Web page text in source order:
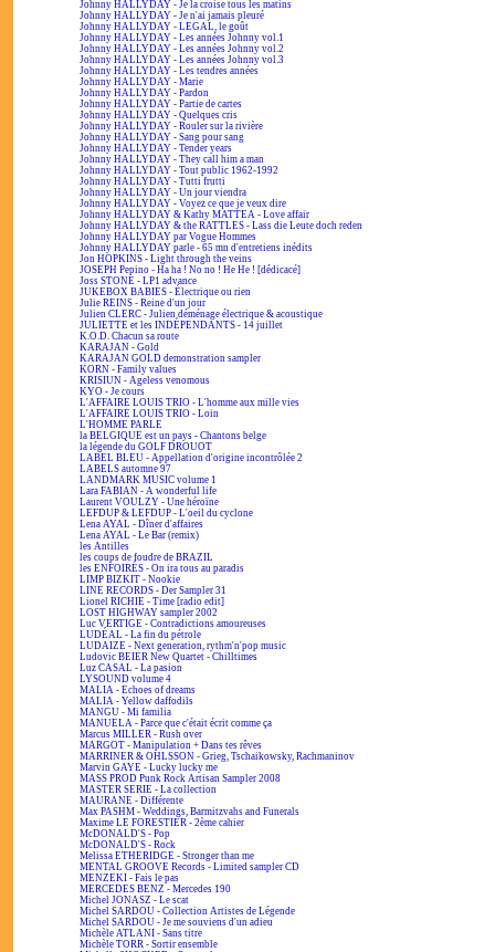
Johnny HALLYDAY - Je la croise tous les matins
Johnny HALLYDAY - Je n'ai jamais pleuré
Johnny HALLYDAY - LEGAL, le goût
Johnny HALLYDAY - Les années Johnny vol.1
Johnny HALLYDAY - Les années Johnny vol.2
Johnny HALLYDAY - Les années Johnny vol.3
Johnny HALLYDAY - Les tendres années
Johnny HALLYDAY - Marie
Johnny HALLYDAY - Pardon
Johnny HALLYDAY - Partie de cartes
Johnny HALLYDAY - Quelques cris
Johnny HALLYDAY - Rouler sur la rivière
Johnny HALLYDAY - Sang pour sang
Johnny HALLYDAY - Tender years
Johnny HALLYDAY - They call him a man
Johnny HALLYDAY - Tout public 1962-1992
Johnny HALLYDAY - Tutti frutti
Johnny HALLYDAY - Un jour viendra
Johnny HALLYDAY - Voyez ce que je veux dire
Johnny HALLYDAY & Kathy MATTEA - Love affair
Johnny HALLYDAY & the RATTLES - Lass die Leute doch reden
Johnny HALLYDAY par Vogue Hommes
Johnny HALLYDAY parle - 65 mn d'entretiens inédits
Jon HOPKINS - Light through the veins
JOSEPH Pepino - Ha ha ! No no ! He He ! [dédicacé]
Joss STONE - LP1 advance
JUKEBOX BABIES - Électrique ou rien
Julie REINS - Reine d'un jour
Julien CLERC - Julien déménage électrique & acoustique
JULIETTE et les INDÉPENDANTS - 14 juillet
K.O.D. Chacun sa route
KARAJAN - Gold
KARAJAN GOLD demonstration sampler
KORN - Family values
KRISIUN - Ageless venomous
KYO - Je cours
L'AFFAIRE LOUIS TRIO - L'homme aux mille vies
L'AFFAIRE LOUIS TRIO - Loin
L'HOMME PARLE
la BELGIQUE est un pays - Chantons belge
la légende du GOLF DROUOT
LABEL BLEU - Appellation d'origine incontrôlée 2
LABELS automne 97
LANDMARK MUSIC volume 1
Lara FABIAN - A wonderful life
Laurent VOULZY - Une héroïne
LEFDUP & LEFDUP - L'oeil du cyclone
Lena AYAL - Dîner d'affaires
Lena AYAL - Le Bar (remix)
les Antilles
les coups de foudre de BRAZIL
les ENFOIRÉS - On ira tous au paradis
LIMP BIZKIT - Nookie
LINE RECORDS - Der Sampler 31
Lionel RICHIE - Time [radio edit]
LOST HIGHWAY sampler 2002
Luc VERTIGE - Contradictions amoureuses
LUDÉAL - La fin du pétrole
LUDAIZE - Next generation, rythm'n'pop music
Ludovic BEIER New Quartet - Chilltimes
Luz CASAL - La pasion
LYSOUND volume 4
MALIA - Echoes of dreams
MALIA - Yellow daffodils
MANGU - Mi familia
MANUELA - Parce que c'était écrit comme ça
Marcus MILLER - Rush over
MARGOT - Manipulation + Dans tes rêves
MARRINER & OHLSSON - Grieg, Tschaikowsky, Rachmaninov
Marvin GAYE - Lucky lucky me
MASS PROD Punk Rock Artisan Sampler 2008
MASTER SERIE - La collection
MAURANE - Différente
Max PASHM - Weddings, Barmitzvahs and Funerals
Maxime LE FORESTIER - 2ème cahier
McDONALD'S - Pop
McDONALD'S - Rock
Melissa ETHERIDGE - Stronger than me
MENTAL GROOVE Records - Limited sampler CD
MENZEKI - Fais le pas
MERCEDES BENZ - Mercedes 190
Michel JONASZ - Le scat
Michel SARDOU - Collection Artistes de Légende
Michel SARDOU - Je me souviens d'un adieu
Michèle ATLANI - Sans titre
Michèle TORR - Sortir ensemble